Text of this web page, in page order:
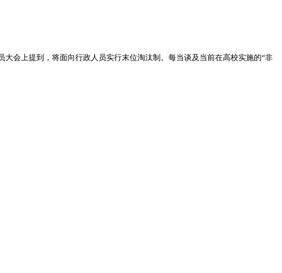
会上提到，将面向行政人员实行末位淘汰制。每当谈及当前在高校实施的“非